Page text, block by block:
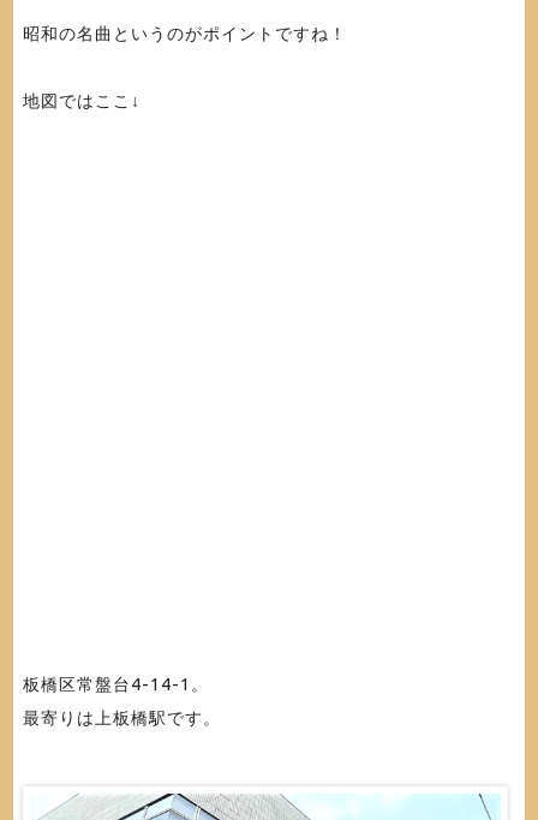
昭和の名曲というのがポイントですね！
地図ではここ↓
板橋区常盤台4-14-1。
最寄りは上板橋駅です。